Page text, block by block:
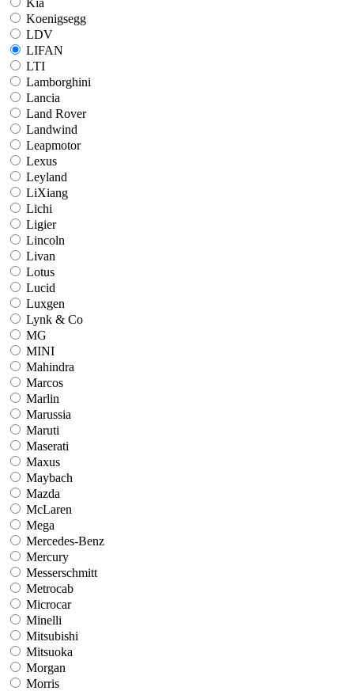
Koenigsegg
LDV
LIFAN
LTI
Lamborghini
Lancia
Land Rover
Landwind
Leapmotor
Lexus
Leyland
LiXiang
Lichi
Ligier
Lincoln
Livan
Lotus
Lucid
Luxgen
Lynk & Co
MG
MINI
Mahindra
Marcos
Marlin
Marussia
Maruti
Maserati
Maxus
Maybach
Mazda
McLaren
Mega
Mercedes-Benz
Mercury
Messerschmitt
Metrocab
Microcar
Minelli
Mitsubishi
Mitsuoka
Morgan
Morris